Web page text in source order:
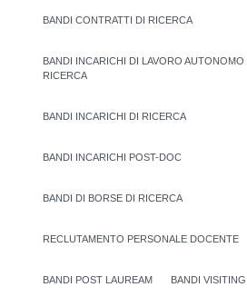
BANDI CONTRATTI DI RICERCA
BANDI INCARICHI DI LAVORO AUTONOMO
RICERCA
BANDI INCARICHI DI RICERCA
BANDI INCARICHI POST-DOC
BANDI DI BORSE DI RICERCA
RECLUTAMENTO PERSONALE DOCENTE
BANDI POST LAUREAM BANDI